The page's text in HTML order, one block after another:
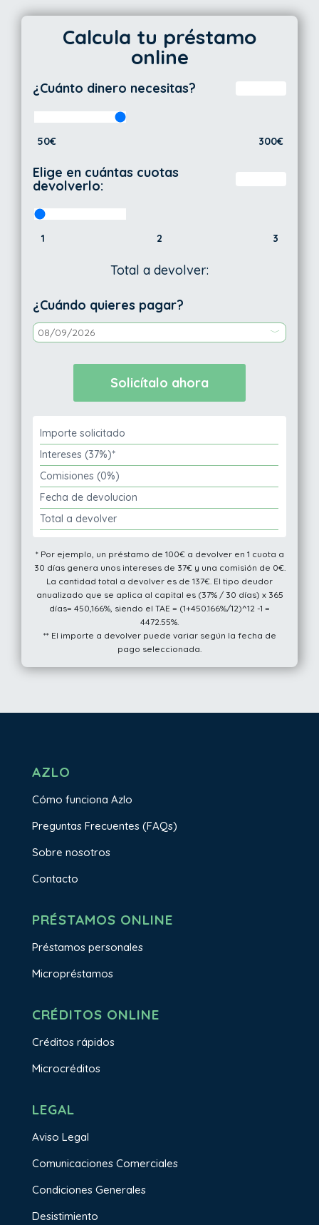
Calcula tu préstamo
online
¿Cuánto dinero necesitas?
50€ 300€
Elige en cuántas cuotas
devolverlo:
1 2 3
Total a devolver:
¿Cuándo quieres pagar?
Importe solicitado
Intereses (37%)*
Comisiones (0%)
Fecha de devolucion
Total a devolver
* Por ejemplo, un préstamo de 100€ a devolver en 1 cuota a
30 días genera unos intereses de 37€ y una comisión de 0€.
La cantidad total a devolver es de 137€. El tipo deudor
anualizado que se aplica al capital es (37% / 30 días) x 365
días= 450,166%, siendo el TAE = (1+450.166%/12)^12 -1 =
4472.55%.
** El importe a devolver puede variar según la fecha de
pago seleccionada.
AZLO
Cómo funciona Azlo
Preguntas Frecuentes (FAQs)
Sobre nosotros
Contacto
PRÉSTAMOS ONLINE
Préstamos personales
Micropréstamos
CRÉDITOS ONLINE
Créditos rápidos
Microcréditos
LEGAL
Aviso Legal
Comunicaciones Comerciales
Condiciones Generales
Desistimiento